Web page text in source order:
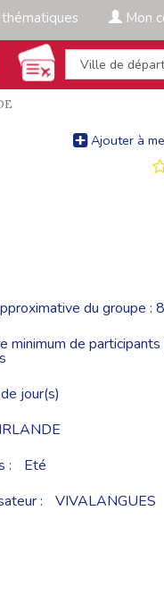
thématiques Mon
Ajouter à
du groupe :
minimum de
jour(s)
:
Eté
:
VIVALANGUES